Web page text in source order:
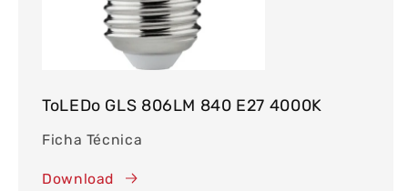
ToLEDo GLS 806LM 840 E27 4000K
Ficha Técnica
Download